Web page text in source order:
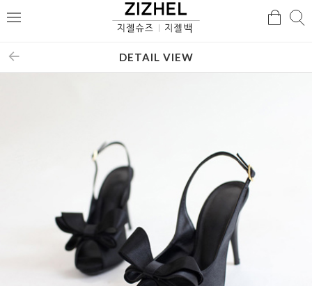
메
검
DETAIL VIEW